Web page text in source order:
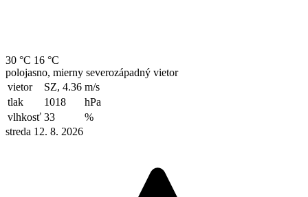
30 °C 16 °C
polojasno, mierny severozápadný vietor
vietor
SZ, 4.36 m/s
tlak
1018
hPa
vlhkosť 33
%
streda 12. 8. 2026